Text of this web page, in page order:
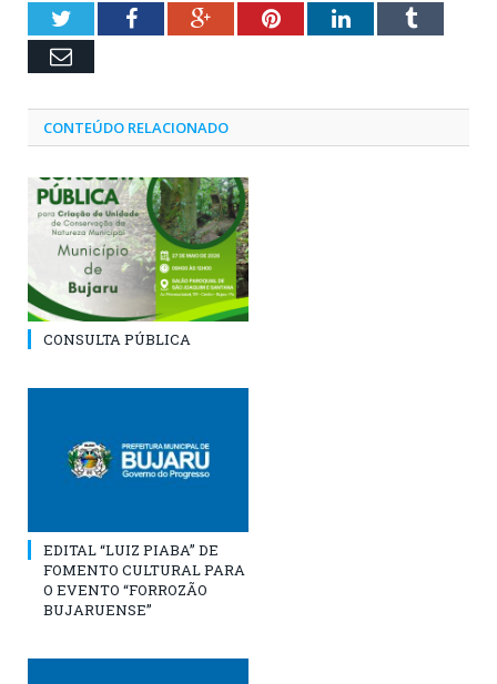
TwitterFacebookGoogle+PinterestLinkedInTumblr
Email
CONTEÚDO RELACIONADO
CONSULTA PÚBLICA
EDITAL “LUIZ PIABA” DE
FOMENTO CULTURAL PARA
O EVENTO “FORROZÃO
BUJARUENSE”